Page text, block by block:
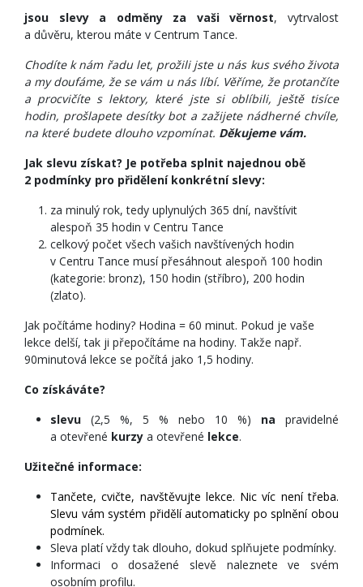
jsou slevy a odměny za vaši věrnost, vytrvalost
a důvěru, kterou máte v Centrum Tance.
Chodíte k nám řadu let, prožili jste u nás kus svého života
a my doufáme, že se vám u nás líbí. Věříme, že protančíte
a procvičíte s lektory, které jste si oblíbili, ještě tisíce
hodin, prošlapete desítky bot a zažijete nádherné chvíle,
na které budete dlouho vzpomínat. Děkujeme vám.
Jak slevu získat? Je potřeba splnit najednou obě
2 podmínky pro přidělení konkrétní slevy:
za minulý rok, tedy uplynulých 365 dní, navštívit
alespoň 35 hodin v Centru Tance
celkový počet všech vašich navštívených hodin
v Centru Tance musí přesáhnout alespoň 100 hodin
(kategorie: bronz), 150 hodin (stříbro), 200 hodin
(zlato).
Jak počítáme hodiny? Hodina = 60 minut. Pokud je vaše
lekce delší, tak ji přepočítáme na hodiny. Takže např.
90minutová lekce se počítá jako 1,5 hodiny.
Co získáváte?
slevu (2,5 %, 5 % nebo 10 %) na pravidelné
a otevřené kurzy a otevřené lekce.
Užitečné informace:
Tančete, cvičte, navštěvujte lekce. Nic víc není třeba.
Slevu vám systém přidělí automaticky po splnění obou
podmínek.
Sleva platí vždy tak dlouho, dokud splňujete podmínky.
Informaci o dosažené slevě naleznete ve svém
osobním profilu.